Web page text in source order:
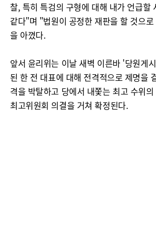
찰, 특히 특검의 구형에 대해 내가 언급할
같다"며 "법원이 공정한 재판을 할 것으
을 아꼈다.
앞서 윤리위는 이날 새벽 이른바 '당원게
된 한 전 대표에 대해 전격적으로 제명을
격을 박탈하고 당에서 내쫓는 최고 수위
최고위원회 의결을 거쳐 확정된다.